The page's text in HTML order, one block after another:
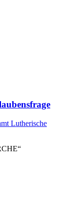
Lutherische